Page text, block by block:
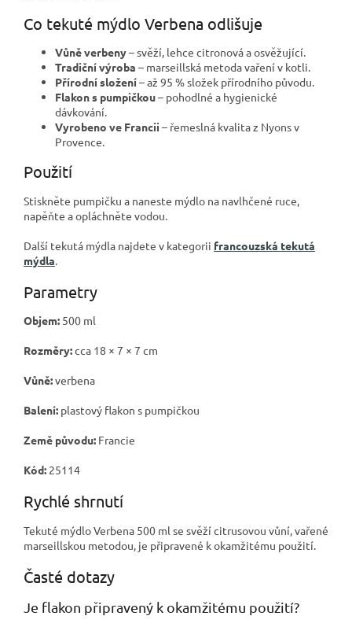
Co tekuté mýdlo Verbena odlišuje
Vůně verbeny– svěží, lehce citronová a osvěžující.
Tradiční výroba – marseillská metoda vaření v kotli.
Přírodní složení– až 95 % složek přírodního původu.
Flakon s pumpičkou– pohodlné a hygienické
dávkování.
Vyrobeno ve Francii – řemeslná kvalita z Nyons v
Provence.
Použití
Stiskněte pumpičku a naneste mýdlo na navlhčené ruce,
napěňte a opláchněte vodou.
Další tekutá mýdla najdete v kategorii francouzská tekutá
mýdla
Parametry
Objem: 500 ml
Rozměry:cca 18 × 7 × 7 cm
Vůně:verbena
Balení: plastový flakon s pumpičkou
Země původu: Francie
Kód: 25114
Rychlé shrnutí
Tekuté mýdlo Verbena 500 ml se svěží citrusovou vůní, vařené
marseillskou metodou, je připravené k okamžitému použití.
Časté dotazy
Je flakon připravený k okamžitému použití?